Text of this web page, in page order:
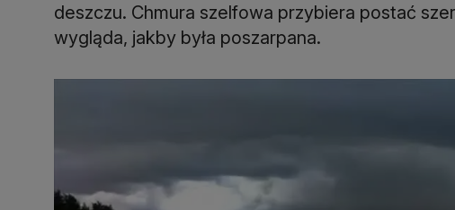
deszczu. Chmura szelfowa przybiera postać
wygląda, jakby była poszarpana.